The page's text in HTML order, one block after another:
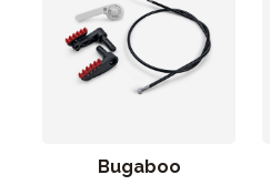
Bugaboo